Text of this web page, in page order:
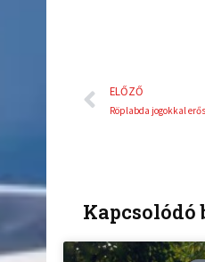
Előző
ELŐZŐ
Röplabda jogokkal
Kapcsolódó